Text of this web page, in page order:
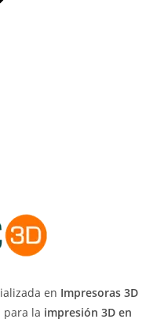
en Impresoras 3D
para la impresión 3D en